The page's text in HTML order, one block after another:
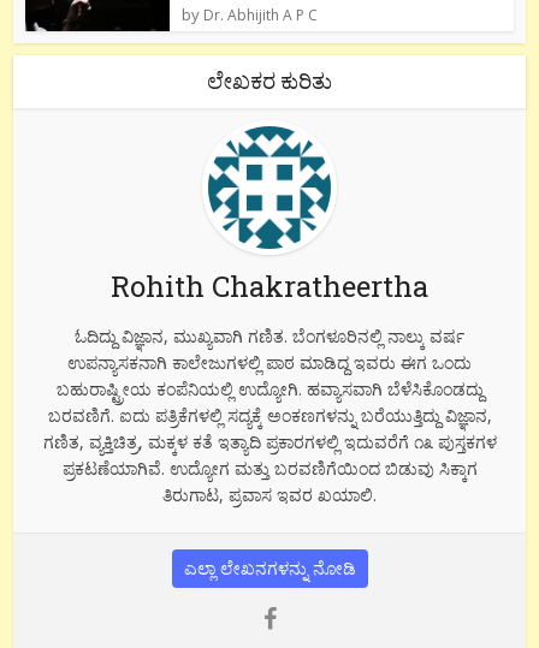
by Dr. Abhijith A P C
ಲೇಖಕರ ಕುರಿತು
Rohith Chakratheertha
ಓದಿದ್ದು ವಿಜ್ಞಾನ, ಮುಖ್ಯವಾಗಿ ಗಣಿತ. ಬೆಂಗಳೂರಿನಲ್ಲಿ ನಾಲ್ಕು ವರ್ಷ
ಉಪನ್ಯಾಸಕನಾಗಿ ಕಾಲೇಜುಗಳಲ್ಲಿ ಪಾಠ ಮಾಡಿದ್ದ ಇವರು ಈಗ ಒಂದು
ಬಹುರಾಷ್ಟ್ರೀಯ ಕಂಪೆನಿಯಲ್ಲಿ ಉದ್ಯೋಗಿ. ಹವ್ಯಾಸವಾಗಿ ಬೆಳೆಸಿಕೊಂಡದ್ದು
ಬರವಣಿಗೆ. ಐದು ಪತ್ರಿಕೆಗಳಲ್ಲಿ ಸದ್ಯಕ್ಕೆ ಅಂಕಣಗಳನ್ನು ಬರೆಯುತ್ತಿದ್ದು ವಿಜ್ಞಾನ,
ಗಣಿತ, ವ್ಯಕ್ತಿಚಿತ್ರ, ಮಕ್ಕಳ ಕತೆ ಇತ್ಯಾದಿ ಪ್ರಕಾರಗಳಲ್ಲಿ ಇದುವರೆಗೆ ೧೩ ಪುಸ್ತಕಗಳ
ಪ್ರಕಟಣೆಯಾಗಿವೆ. ಉದ್ಯೋಗ ಮತ್ತು ಬರವಣಿಗೆಯಿಂದ ಬಿಡುವು ಸಿಕ್ಕಾಗ
ತಿರುಗಾಟ, ಪ್ರವಾಸ ಇವರ ಖಯಾಲಿ.
ಎಲ್ಲಾ ಲೇಖನಗಳನ್ನು ನೋಡಿ